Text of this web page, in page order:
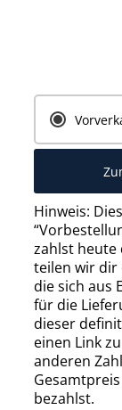
Hinweis:
zahlst heute
teilen wir dir
die sich aus
für die
dieser
einen Link
anderen
bezahlst.